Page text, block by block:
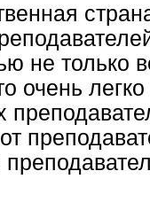
не только
очень